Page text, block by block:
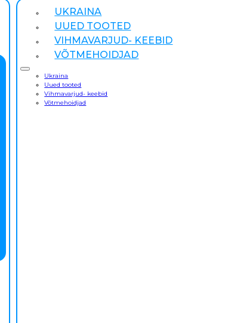
UKRAINA
UUED TOOTED
VIHMAVARJUD- KEEBID
VÕTMEHOIDJAD
Ukraina
Uued tooted
Vihmavarjud- keebid
Võtmehoidjad